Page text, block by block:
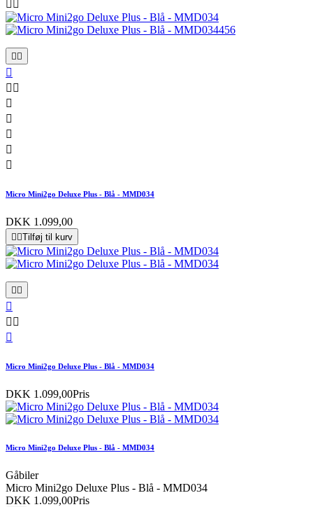
 

 





Micro Mini2go Deluxe Plus - Blå - MMD034
DKK 1.099,00
 Tilføj til kurv
 

 

Micro Mini2go Deluxe Plus - Blå - MMD034
DKK 1.099,00Pris
Micro Mini2go Deluxe Plus - Blå - MMD034
Gåbiler
Micro Mini2go Deluxe Plus - Blå - MMD034
DKK 1.099,00Pris